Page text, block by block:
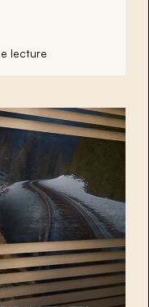
lecture